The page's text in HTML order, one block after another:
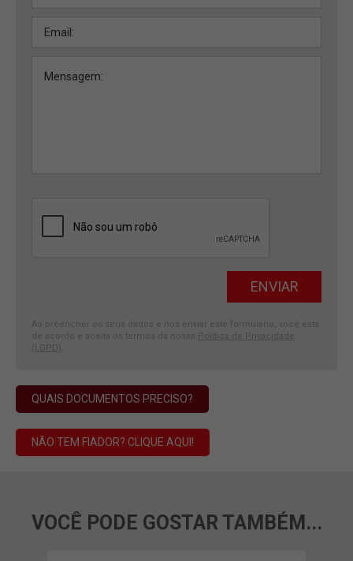
Ao preencher os seus dados e nos enviar este formulário, você está
de acordo e aceita os termos da nossa Política de Privacidade
(LGPD)
QUAIS DOCUMENTOS PRECISO?
NÃO TEM FIADOR? CLIQUE AQUI!
VOCÊ PODE GOSTAR TAMBÉM...